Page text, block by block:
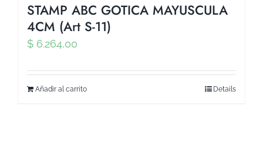
STAMP ABC GOTICA MAYUSCULA
4CM (Art S-11)
$ 6.264,00
Añadir al carrito Details